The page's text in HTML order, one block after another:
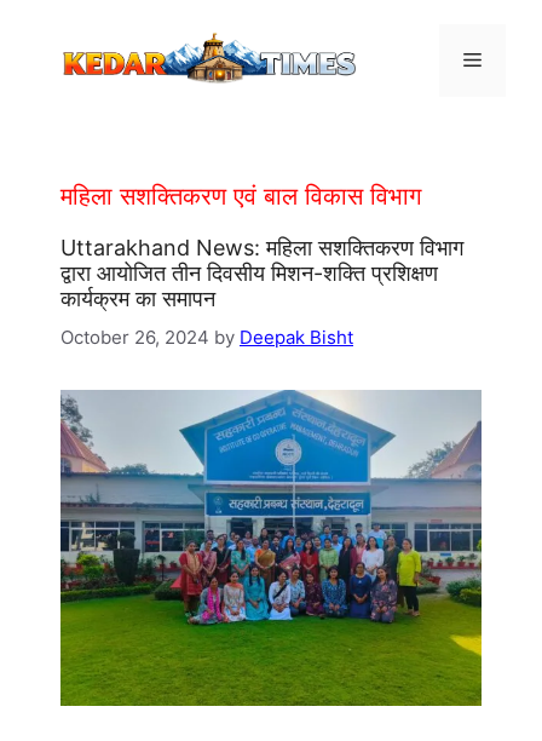
Menu
महिला सशक्तिकरण एवं बाल विकास विभाग
Uttarakhand News: महिला सशक्तिकरण विभाग
द्वारा आयोजित तीन दिवसीय मिशन-शक्ति प्रशिक्षण
कार्यक्रम का समापन
October 26, 2024 by Deepak Bisht